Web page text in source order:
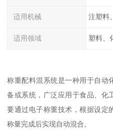
适用机械 注塑料
适用领域 塑料、
称重配料混系统是一种用于自动
备或系统，广泛应用于食品、化
要通过电子称重技术，根据设定
称量完成后实现自动混合。